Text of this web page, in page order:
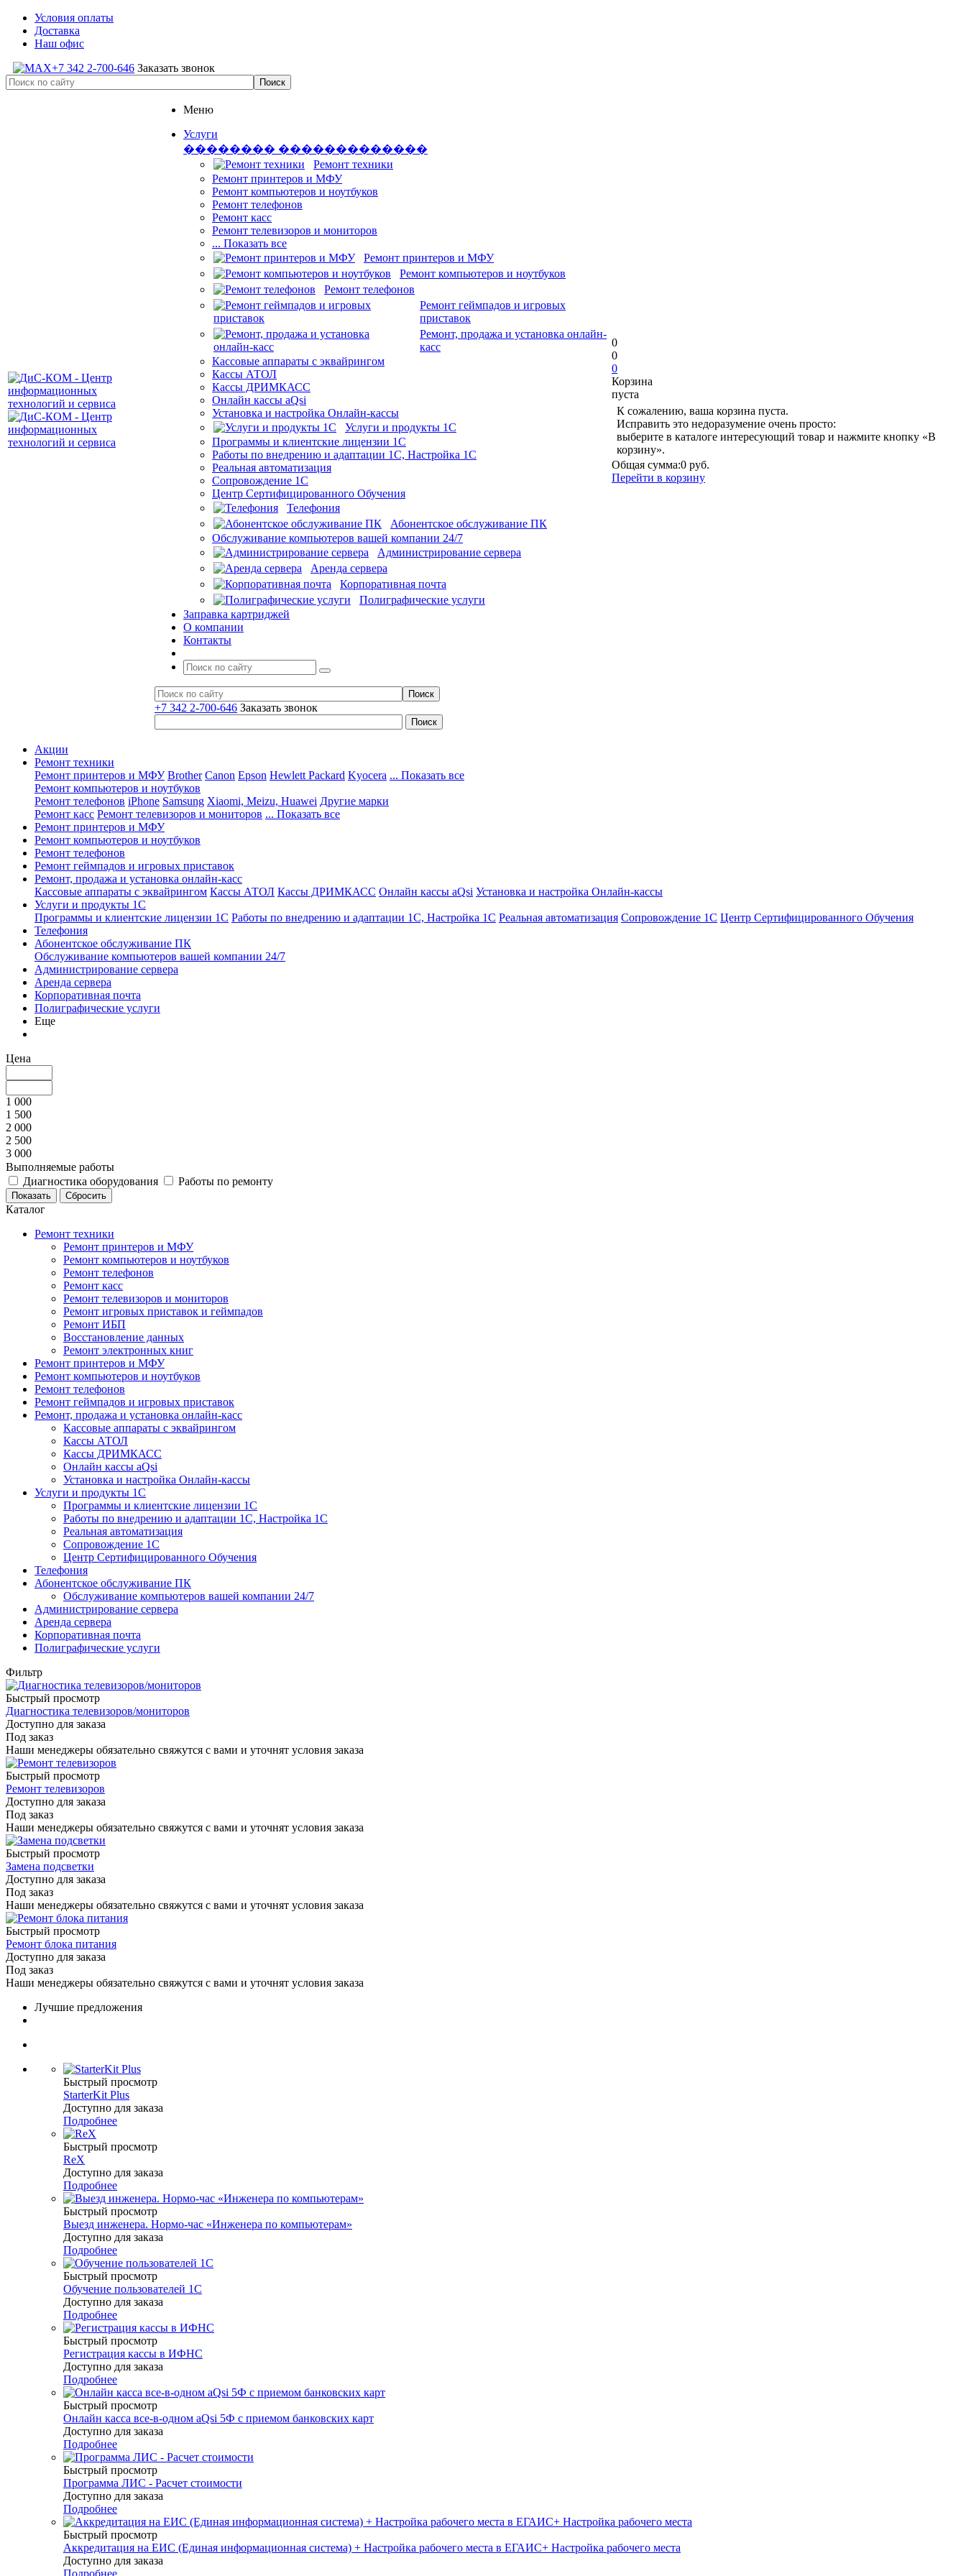
Условия оплаты
Доставка
Наш офис
+7 342 2-700-646 Заказать звонок
Меню
Услуги
�������� �������������
Ремонт техники
Ремонт принтеров и МФУ
Ремонт компьютеров и ноутбуков
Ремонт телефонов
Ремонт касс
Ремонт телевизоров и мониторов
... Показать все
Ремонт принтеров и МФУ
Ремонт компьютеров и ноутбуков
Ремонт телефонов
Ремонт геймпадов и игровых
приставок
Ремонт, продажа и установка онлайн-
касс
Кассовые аппараты с эквайрингом
Кассы АТОЛ
Кассы ДРИМКАСС
Онлайн кассы aQsi
Установка и настройка Онлайн-кассы
Услуги и продукты 1С
Программы и клиентские лицензии 1С
Работы по внедрению и адаптации 1С, Настройка 1С
Реальная автоматизация
Сопровождение 1С
Центр Сертифицированного Обучения
Телефония
Абонентское обслуживание ПК
Обслуживание компьютеров вашей компании 24/7
Администрирование сервера
Аренда сервера
Корпоративная почта
Полиграфические услуги
Заправка картриджей
О компании
Контакты
+7 342 2-700-646 Заказать звонок
0
0
0
Корзина
пуста
К сожалению, ваша корзина пуста.
Исправить это недоразумение очень просто:
выберите в каталоге интересующий товар и нажмите кнопку «В
корзину».
Общая сумма:0 руб.
Перейти в корзину
Акции
Ремонт техники
Ремонт принтеров и МФУ Brother Canon Epson Hewlett Packard Kyocera ... Показать все
Ремонт компьютеров и ноутбуков
Ремонт телефонов iPhone Samsung Xiaomi, Meizu, Huawei Другие марки
Ремонт касс Ремонт телевизоров и мониторов ... Показать все
Ремонт принтеров и МФУ
Ремонт компьютеров и ноутбуков
Ремонт телефонов
Ремонт геймпадов и игровых приставок
Ремонт, продажа и установка онлайн-касс
Кассовые аппараты с эквайрингом Кассы АТОЛ Кассы ДРИМКАСС Онлайн кассы aQsi Установка и настройка Онлайн-кассы
Услуги и продукты 1С
Программы и клиентские лицензии 1С Работы по внедрению и адаптации 1С, Настройка 1С Реальная автоматизация Сопровождение 1С Центр Сертифицированного Обучения
Телефония
Абонентское обслуживание ПК
Обслуживание компьютеров вашей компании 24/7
Администрирование сервера
Аренда сервера
Корпоративная почта
Полиграфические услуги
Еще
Цена
1 000
1 500
2 000
2 500
3 000
Выполняемые работы
Диагностика оборудования
Работы по ремонту
Каталог
Ремонт техники
Ремонт принтеров и МФУ
Ремонт компьютеров и ноутбуков
Ремонт телефонов
Ремонт касс
Ремонт телевизоров и мониторов
Ремонт игровых приставок и геймпадов
Ремонт ИБП
Восстановление данных
Ремонт электронных книг
Ремонт принтеров и МФУ
Ремонт компьютеров и ноутбуков
Ремонт телефонов
Ремонт геймпадов и игровых приставок
Ремонт, продажа и установка онлайн-касс
Кассовые аппараты с эквайрингом
Кассы АТОЛ
Кассы ДРИМКАСС
Онлайн кассы aQsi
Установка и настройка Онлайн-кассы
Услуги и продукты 1С
Программы и клиентские лицензии 1С
Работы по внедрению и адаптации 1С, Настройка 1С
Реальная автоматизация
Сопровождение 1С
Центр Сертифицированного Обучения
Телефония
Абонентское обслуживание ПК
Обслуживание компьютеров вашей компании 24/7
Администрирование сервера
Аренда сервера
Корпоративная почта
Полиграфические услуги
Фильтр
Быстрый просмотр
Диагностика телевизоров/мониторов
Доступно для заказа
Под заказ
Наши менеджеры обязательно свяжутся с вами и уточнят условия заказа
Быстрый просмотр
Ремонт телевизоров
Доступно для заказа
Под заказ
Наши менеджеры обязательно свяжутся с вами и уточнят условия заказа
Быстрый просмотр
Замена подсветки
Доступно для заказа
Под заказ
Наши менеджеры обязательно свяжутся с вами и уточнят условия заказа
Быстрый просмотр
Ремонт блока питания
Доступно для заказа
Под заказ
Наши менеджеры обязательно свяжутся с вами и уточнят условия заказа
Лучшие предложения
Быстрый просмотр
StarterKit Plus
Доступно для заказа
Подробнее
Быстрый просмотр
ReX
Доступно для заказа
Подробнее
Быстрый просмотр
Выезд инженера. Нормо-час «Инженера по компьютерам»
Доступно для заказа
Подробнее
Быстрый просмотр
Обучение пользователей 1С
Доступно для заказа
Подробнее
Быстрый просмотр
Регистрация кассы в ИФНС
Доступно для заказа
Подробнее
Быстрый просмотр
Онлайн касса все-в-одном aQsi 5Ф с приемом банковских карт
Доступно для заказа
Подробнее
Быстрый просмотр
Программа ЛИС - Расчет стоимости
Доступно для заказа
Подробнее
Быстрый просмотр
Аккредитация на ЕИС (Единая информационная система) + Настройка рабочего места в ЕГАИС+ Настройка рабочего места
Доступно для заказа
Подробнее